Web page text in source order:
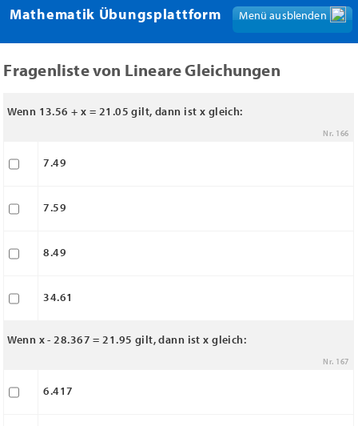
Mathematik Übungsplattform Menü anzeigen
Menü ausblenden
Fragenliste von Lineare Gleichungen
Wenn 13.56 + x = 21.05 gilt, dann ist x gleich:
Nr. 166
7.49
7.59
8.49
34.61
Wenn x - 28.367 = 21.95 gilt, dann ist x gleich:
Nr. 167
6.417